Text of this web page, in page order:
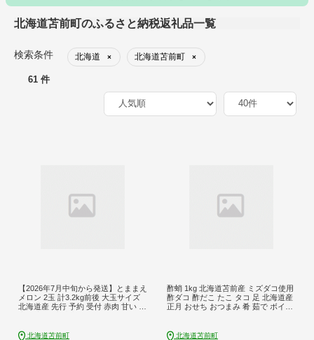
北海道苫前町のふるさと納税返礼品一覧
検索条件 北海道 × 北海道苫前町 ×
61 件
【2026年7月中旬から発送】とままえ
メロン 2玉 計3.2kg前後 大玉サイズ
北海道産 先行 予約 受付 赤肉 甘い 糖
え rum09
北海道苫前町
酢蛸 1kg 北海道苫前産 ミズダコ使用
酢ダコ 酢だこ たこ タコ 足 北海道産
正月 おせち おつまみ 肴 茹で ボイル
北海道苫前町